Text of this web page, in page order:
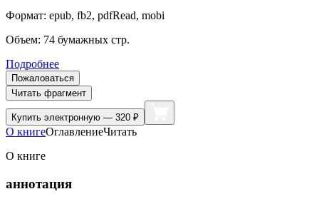
Формат: epub, fb2, pdfRead, mobi
Объем: 74 бумажных стр.
Подробнее
Пожаловаться
Читать фрагмент
Купить электронную — 320 ₽
О книгеОглавлениеЧитать
О книге
аннотация